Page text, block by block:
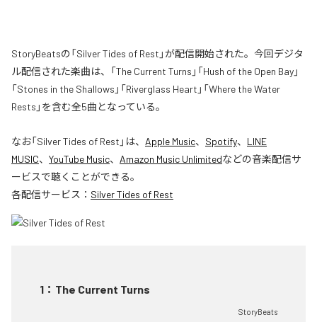
StoryBeatsの「Silver Tides of Rest」が配信開始された。今回デジタ
ル配信された楽曲は、「The Current Turns」「Hush of the Open Bay」
「Stones in the Shallows」「Riverglass Heart」「Where the Water
Rests」を含む全5曲となっている。
なお「Silver Tides of Rest 」は、 Apple Music、 Spotify、 LINE
MUSIC、 YouTube Music、 Amazon Music Unlimitedなどの音楽配信サ
ービスで聴くことができる。
各配信サービス： Silver Tides of Rest
1 ： The Current Turns
StoryBeats